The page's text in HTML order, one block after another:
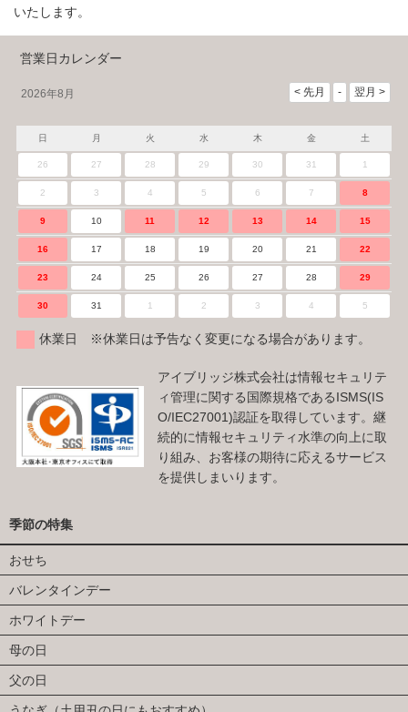
いたします。
営業日カレンダー
2026年8月
日 月 火 水 木 金 土
26 27 28 29 30 31 1
2 3 4 5 6 7 8
9 10 11 12 13 14 15
16 17 18 19 20 21 22
23 24 25 26 27 28 29
30 31 1 2 3 4 5
休業日 ※休業日は予告なく変更になる場合があります。
アイブリッジ株式会社は情報セキュリテ
ィ管理に関する国際規格であるISMS(IS
O/IEC27001)認証を取得しています。継
続的に情報セキュリティ水準の向上に取
り組み、お客様の期待に応えるサービス
を提供しまいります。
季節の特集
おせち
バレンタインデー
ホワイトデー
母の日
父の日